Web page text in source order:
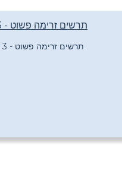
תרשים זרימה פשוט - 3 שורות